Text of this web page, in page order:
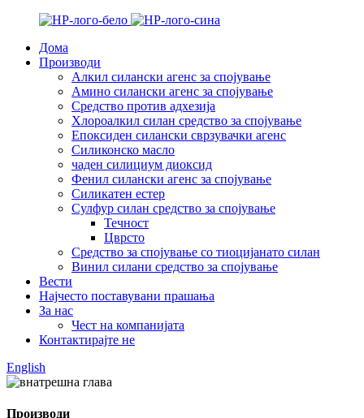
Дома
Производи
Алкил силански агенс за спојување
Амино силански агенс за спојување
Средство против адхезија
Хлороалкил силан средство за спојување
Епоксиден силански сврзувачки агенс
Силиконско масло
чаден силициум диоксид
Фенил силански агенс за спојување
Силикатен естер
Сулфур силан средство за спојување
Течност
Цврсто
Средство за спојување со тиоцијанато силан
Винил силани средство за спојување
Вести
Најчесто поставувани прашања
За нас
Чест на компанијата
Контактирајте не
English
Производи